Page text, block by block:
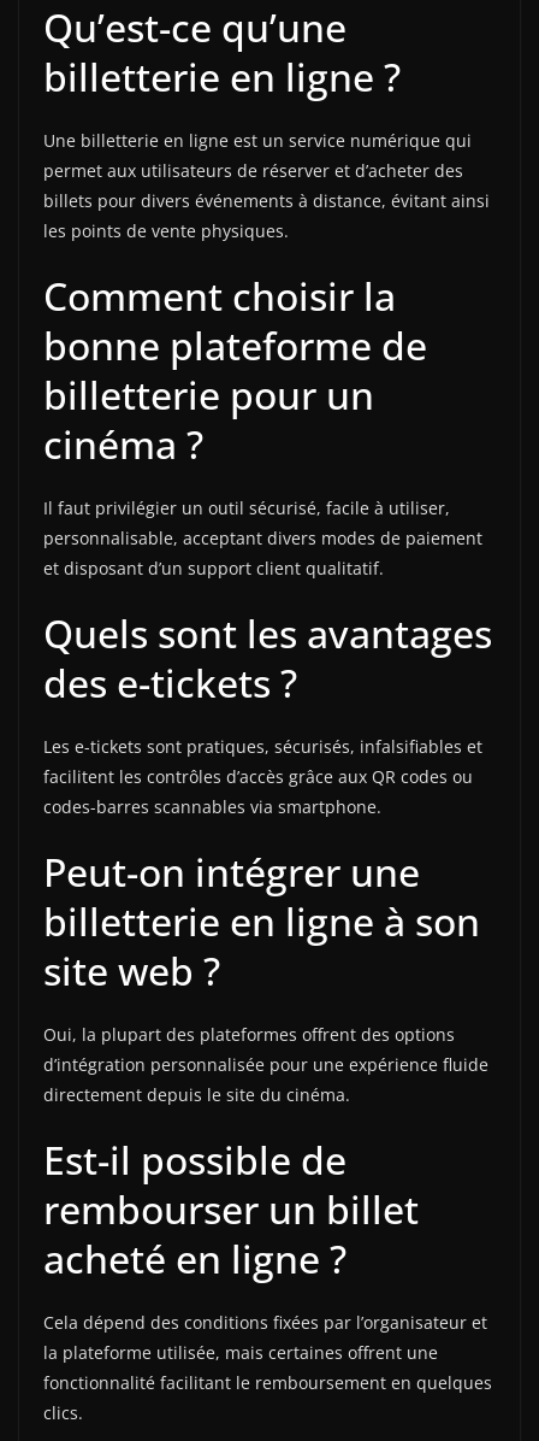
Qu’est-ce qu’une
billetterie en ligne ?
Une billetterie en ligne est un service numérique qui
permet aux utilisateurs de réserver et d’acheter des
billets pour divers événements à distance, évitant ainsi
les points de vente physiques.
Comment choisir la
bonne plateforme de
billetterie pour un
cinéma ?
Il faut privilégier un outil sécurisé, facile à utiliser,
personnalisable, acceptant divers modes de paiement
et disposant d’un support client qualitatif.
Quels sont les avantages
des e-tickets ?
Les e-tickets sont pratiques, sécurisés, infalsifiables et
facilitent les contrôles d’accès grâce aux QR codes ou
codes-barres scannables via smartphone.
Peut-on intégrer une
billetterie en ligne à son
site web ?
Oui, la plupart des plateformes offrent des options
d’intégration personnalisée pour une expérience fluide
directement depuis le site du cinéma.
Est-il possible de
rembourser un billet
acheté en ligne ?
Cela dépend des conditions fixées par l’organisateur et
la plateforme utilisée, mais certaines offrent une
fonctionnalité facilitant le remboursement en quelques
clics.